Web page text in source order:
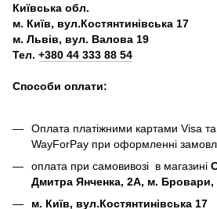
Київська обл.
м. Київ, вул.Костянтинівська 17
м. Львів, вул. Валова 19
Тел. +380 44 333 88 54
Способи оплати:
Оплата платіжними картами Visa
WayForPay при оформленні
оплата при самовивозі в магазині
Дмитра Янченка, 2А, м. Бровари,
м. Київ, вул.Костянтинівська 17